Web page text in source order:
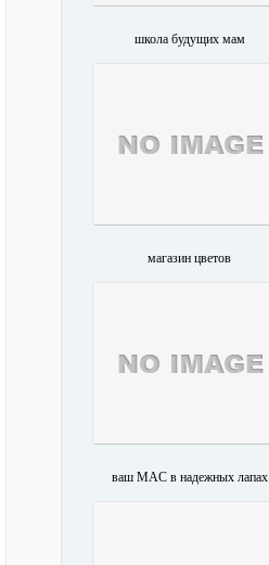
школа будущих мам
магазин цветов
ваш MAC в надежных лапах